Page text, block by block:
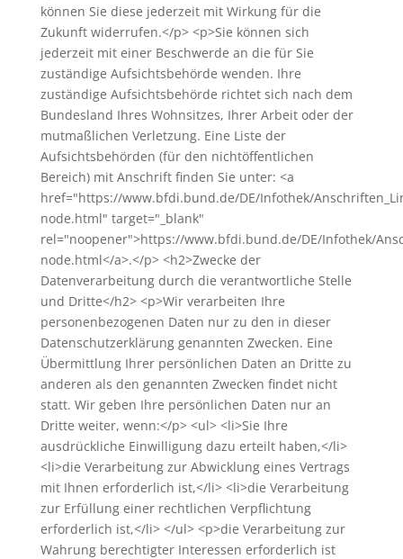
können Sie diese jederzeit mit Wirkung für die
Zukunft widerrufen.</p> <p>Sie können sich
jederzeit mit einer Beschwerde an die für Sie
zuständige Aufsichtsbehörde wenden. Ihre
zuständige Aufsichtsbehörde richtet sich nach dem
Bundesland Ihres Wohnsitzes, Ihrer Arbeit oder der
mutmaßlichen Verletzung. Eine Liste der
Aufsichtsbehörden (für den nichtöffentlichen
Bereich) mit Anschrift finden Sie unter: <a
href="https://www.bfdi.bund.de/DE/Infothek/
node.html" target="_blank"
rel="noopener">https://www.bfdi.bund.de/DE/Infothek/
node.html</a>.</p> <h2>Zwecke der
Datenverarbeitung durch die verantwortliche Stelle
und Dritte</h2> <p>Wir verarbeiten Ihre
personenbezogenen Daten nur zu den in dieser
Datenschutzerklärung genannten Zwecken. Eine
Übermittlung Ihrer persönlichen Daten an Dritte zu
anderen als den genannten Zwecken findet nicht
statt. Wir geben Ihre persönlichen Daten nur an
Dritte weiter, wenn:</p> <ul> <li>Sie Ihre
ausdrückliche Einwilligung dazu erteilt haben,</li>
<li>die Verarbeitung zur Abwicklung eines Vertrags
mit Ihnen erforderlich ist,</li> <li>die Verarbeitung
zur Erfüllung einer rechtlichen Verpflichtung
erforderlich ist,</li> </ul> <p>die Verarbeitung zur
Wahrung berechtigter Interessen erforderlich ist